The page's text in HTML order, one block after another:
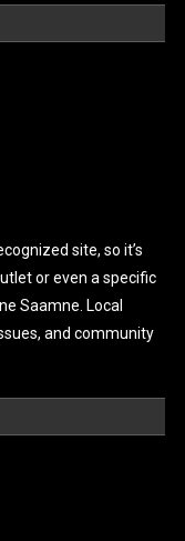
site, so it’s
or even a specific
Saamne. Local
and community